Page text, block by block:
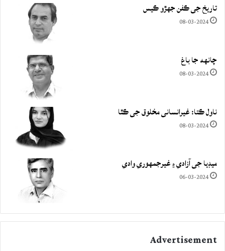
تاريخ جي ڪفن جھڙو ڪيس
08-03-2024
چانهه جا باغ
08-03-2024
ناول ڪتا: غيرانساني مخلوق جي ڪٿا
08-03-2024
ميڊيا جي آزادي ۽ غيرجمھوري وادي
06-03-2024
Advertisement